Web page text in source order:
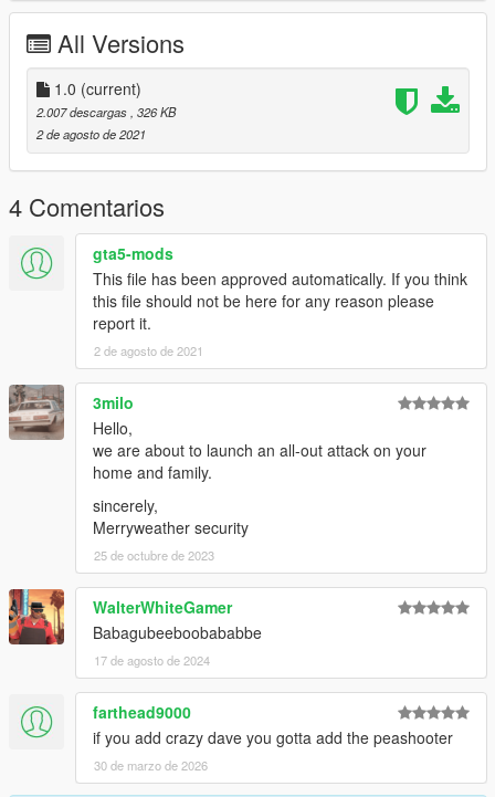
All Versions
1.0 (current)
2.007 descargas , 326 KB
2 de agosto de 2021
4 Comentarios
gta5-mods
This file has been approved automatically. If you think
this file should not be here for any reason please
report it.
2 de agosto de 2021
3milo
Hello,
we are about to launch an all-out attack on your
home and family.
sincerely,
Merryweather security
25 de octubre de 2023
WalterWhiteGamer
Babagubeeboobababbe
17 de agosto de 2024
farthead9000
if you add crazy dave you gotta add the peashooter
30 de marzo de 2026